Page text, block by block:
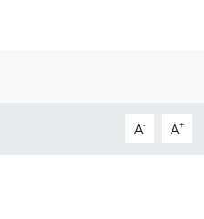
A- A+